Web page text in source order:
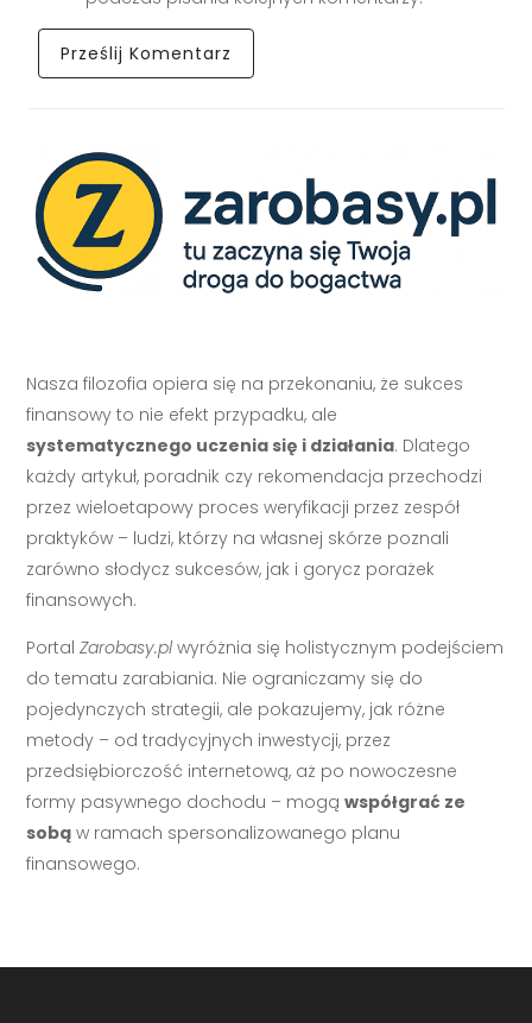
Nasza filozofia opiera się na przekonaniu, że sukces
finansowy to nie efekt przypadku, ale
systematycznego uczenia się i działania. Dlatego
każdy artykuł, poradnik czy rekomendacja przechodzi
przez wieloetapowy proces weryfikacji przez zespół
praktyków – ludzi, którzy na własnej skórze poznali
zarówno słodycz sukcesów, jak i gorycz porażek
finansowych.
PortalZarobasy.pl wyróżnia się holistycznym podejściem
do tematu zarabiania. Nie ograniczamy się do
pojedynczych strategii, ale pokazujemy, jak różne
metody – od tradycyjnych inwestycji, przez
przedsiębiorczość internetową, aż po nowoczesne
formy pasywnego dochodu – mogąwspółgrać ze
sobą w ramach spersonalizowanego planu
finansowego.